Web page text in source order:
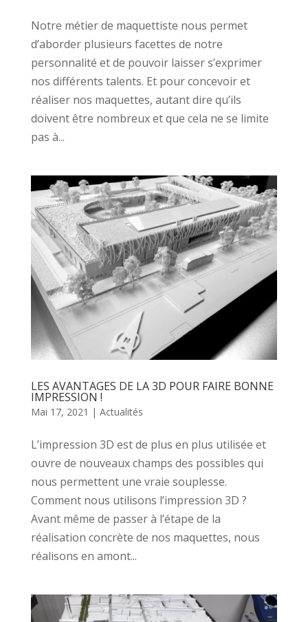
Notre métier de maquettiste nous permet
d’aborder plusieurs facettes de notre
personnalité et de pouvoir laisser s’exprimer
nos différents talents. Et pour concevoir et
réaliser nos maquettes, autant dire qu’ils
doivent être nombreux et que cela ne se limite
pas à...
LES AVANTAGES DE LA 3D POUR FAIRE BONNE
IMPRESSION !
Mai 17, 2021 | Actualités
L’impression 3D est de plus en plus utilisée et
ouvre de nouveaux champs des possibles qui
nous permettent une vraie souplesse.
Comment nous utilisons l’impression 3D ?
Avant même de passer à l’étape de la
réalisation concrète de nos maquettes, nous
réalisons en amont...